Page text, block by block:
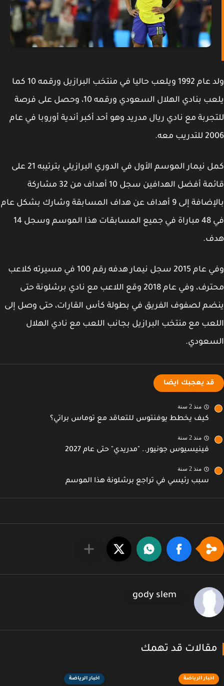
ولد عام 1992 ويلعب حاليا في منتخب البرازيل ورقمه 10 كما
يلعب بنادي الهلال السعودي ورقمه 10، وحصل على فرصة
مع نادي ريال مدريد وهو أحد أكبر أندية أوروبا في عام
معه.
كمل نيمار الموسم الأول في الدوري البرازيلي بترتيبه 21 على
قائمة أفضل الهدافين سجل 10 أهداف من 32 مشاركة
بالإضافة إلى 9 أهداف عن هداف المسابقة وشارك بشكل عام
في 48 مباراة في جميع المسابقات هذا الموسم وسجل 14
وفي عام 2015 سجل نيمار هدفه رقم 100 في مسيرته كلاعب
محترف، وفي عام 2018 وقع اللاعب مع نادي برشلونة حتى
لصفوف الفريق في بطولة كأس القارات، حتى وصل إلى
مع منتخب البرازيل بجانب اللعب مع نادي الهلال
قد يعجبك ايضا
منذ 2 سنة
كيف يخطط يوفنتوس للتعاقد مع توماس براتي؟
منذ 2 سنة
فينيسيوس جونيور.. "مدريدي" حتى عام 2027
منذ 2 سنة
سبب رئيسي في تراجع برشلونة هذا الموسم
gody slem
قد تهمك
اخبار الرياضة اخبار الرياضة